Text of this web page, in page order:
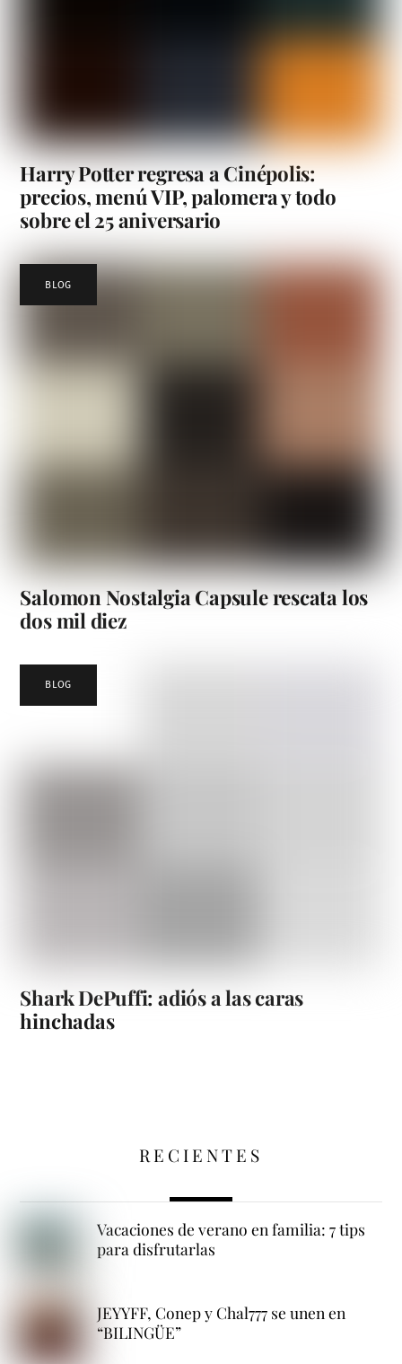
Harry Potter regresa a Cinépolis:
precios, menú VIP, palomera y todo
sobre el 25 aniversario
BLOG
Salomon Nostalgia Capsule rescata los
dos mil diez
BLOG
Shark DePuffi: adiós a las caras
hinchadas
RECIENTES
Vacaciones de verano en familia: 7 tips
para disfrutarlas
JEYYFF, Conep y Chal777 se unen en
“BILINGÜE”